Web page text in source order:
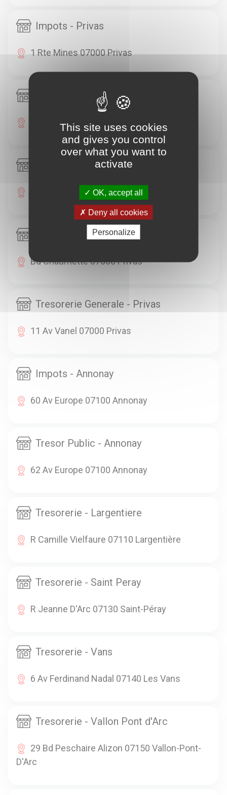
Impots - Privas
1 Rte Mines 07000 Privas
Tresorerie Generale - Privas
Av Coux 07000 Privas
Tresorerie Generale - Privas
6 Av Coux 07000 Privas
Tresorerie Generale - Privas
Bd Chaumette 07000 Privas
Tresorerie Generale - Privas
11 Av Vanel 07000 Privas
Impots - Annonay
60 Av Europe 07100 Annonay
Tresor Public - Annonay
62 Av Europe 07100 Annonay
Tresorerie - Largentiere
R Camille Vielfaure 07110 Largentière
Tresorerie - Saint Peray
R Jeanne D'Arc 07130 Saint-Péray
Tresorerie - Vans
6 Av Ferdinand Nadal 07140 Les Vans
Tresorerie - Vallon Pont d'Arc
29 Bd Peschaire Alizon 07150 Vallon-Pont-
D'Arc
This site uses cookies
and gives you control
over what you want to
activate
OK, accept all
Deny all cookies
Personalize